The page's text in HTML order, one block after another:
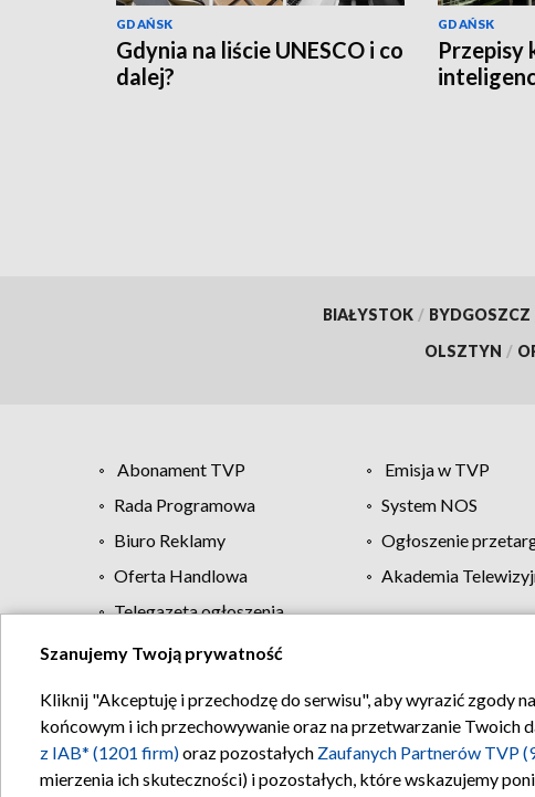
GDAŃSK
Gdynia na liście UNESCO i co
dalej?
GDAŃSK
Przepisy
BIAŁYSTOK / BYDGOSZCZ
OLSZTYN /
Abonament TVP Emisja w TVP
Rada Programowa
System NOS
Biuro Reklamy
Ogłoszenie
Oferta Handlowa
Akademia
Telegazeta ogłoszenia
Regulamin TVP
Szanujemy Twoją prywatność
Kliknij "Akceptuję i przechodzę do serwisu", aby wyrazić zgody
końcowym i ich przechowywanie oraz na przetwarzanie Twoich
z IAB* (1201 firm)oraz pozostałych Zaufanych Partnerów TVP
mierzenia ich skuteczności) i pozostałych, które wskazujemy